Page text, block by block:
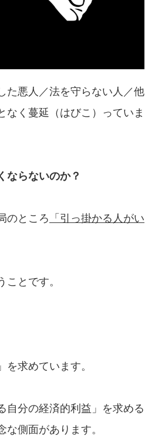
た悪人／法を守らない人／他
なく蔓延（はびこ）っていま
ならないのか？
のところ 「引っ掛かる人がい
ことです。
求めています。
自分の経済的利益」を求める
側面があります。